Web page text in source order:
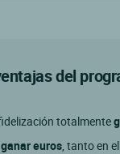
del
totalmente
ganar euros , tanto en